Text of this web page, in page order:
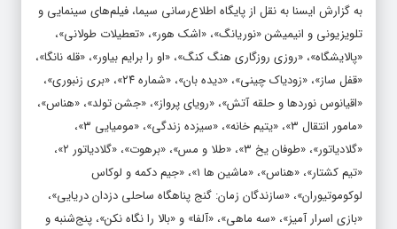
به گزارش ایسنا به نقل از پایگاه اطلاع‌رسانی سیما، فیلم‌های سینمایی و
تلویزیونی و انیمیشن «نوریانگ»، «اشک هور»، «تعطیلات طولانی»،
«پالایشگاه»، «روزی روزگاری هنگ کنگ»، «او را برایم بیاور»، «قله نانگا»،
«قفل ساز»، «زودیاک چینی»، «دیده بان»، «شماره ۲۴»، «بری زنبوری»،
«اقیانوس نوردها و حلقه آتش»، «رویای پرواز»، «جشن تولد»، «هناس»،
«مامور انتقال ۳»، «یتیم خانه»، «سیزده زندگی»، «مومیایی ۳»،
«گلادیاتور»، «طوفان یخ ۳»، «طلا و مس»، «برهوت»، «گلادیاتور ۲»،
«تیم کشتار»، «هناس»، «ماشین ها ۱»، «جیم دکمه و لوکاس
لوکوموتیوران»، «سازندگان زمان: گنج پناهگاه ساحلی دزدان دریایی»،
«بازی اسرار آمیز»، «سه ماهی»، «آلفا» و «بالا را نگاه نکن»، پنج‌شنبه و